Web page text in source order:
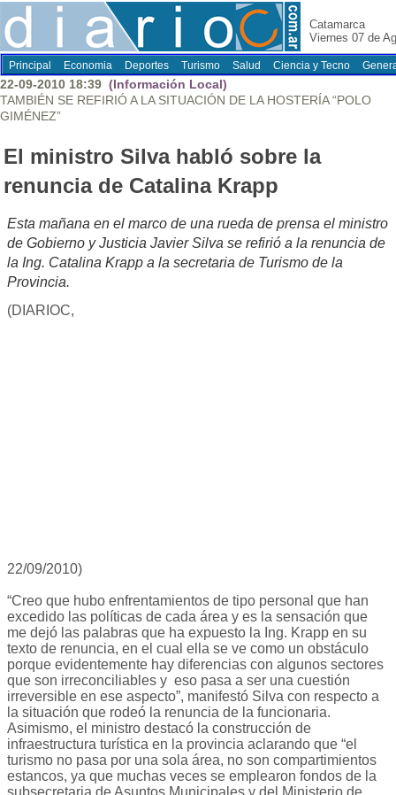
Catamarca
Viernes 07 de
Principal Economia Deportes Turismo Salud Ciencia y Tecno
22-09-2010 18:39 (Información Local)
TAMBIÉN SE REFIRIÓ A LA SITUACIÓN DE LA HOSTERÍA “POLO
GIMÉNEZ”
El ministro Silva habló sobre la
renuncia de Catalina Krapp
Esta mañana en el marco de una rueda de prensa el ministro
de Gobierno y Justicia Javier Silva se refirió a la renuncia de
la Ing. Catalina Krapp a la secretaria de Turismo de la
Provincia.
(DIARIOC,
22/09/2010)
“Creo que hubo enfrentamientos de tipo personal que han
excedido las políticas de cada área y es la sensación que
me dejó las palabras que ha expuesto la Ing. Krapp en su
texto de renuncia, en el cual ella se ve como un obstáculo
porque evidentemente hay diferencias con algunos sectores
que son irreconciliables y eso pasa a ser una cuestión
irreversible en ese aspecto”, manifestó Silva con respecto a
la situación que rodeó la renuncia de la funcionaria.
Asimismo, el ministro destacó la construcción de
infraestructura turística en la provincia aclarando que “el
turismo no pasa por una sola área, no son compartimientos
estancos, ya que muchas veces se emplearon fondos de la